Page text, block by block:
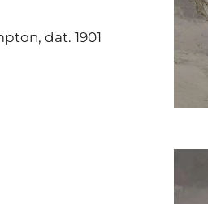
dat. 1901